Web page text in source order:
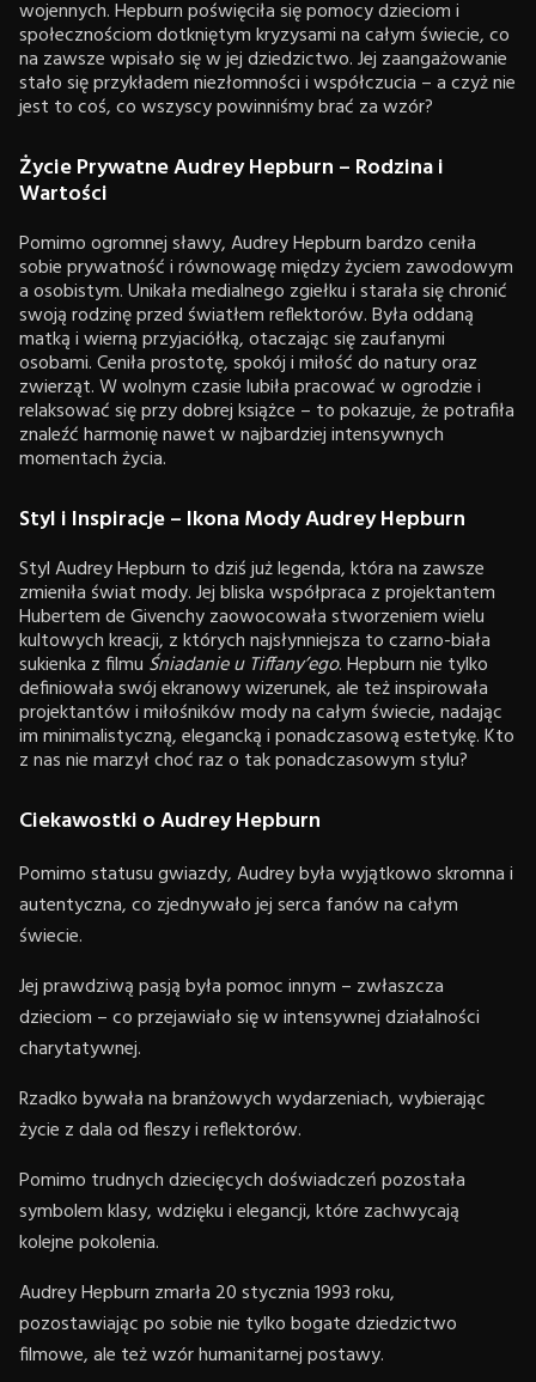
wojennych. Hepburn poświęciła się pomocy dzieciom i
społecznościom dotkniętym kryzysami na całym świecie, co
na zawsze wpisało się w jej dziedzictwo. Jej zaangażowanie
stało się przykładem niezłomności i współczucia – a czyż nie
jest to coś, co wszyscy powinniśmy brać za wzór?
Życie Prywatne Audrey Hepburn – Rodzina i
Wartości
Pomimo ogromnej sławy, Audrey Hepburn bardzo ceniła
sobie prywatność i równowagę między życiem zawodowym
a osobistym. Unikała medialnego zgiełku i starała się chronić
swoją rodzinę przed światłem reflektorów. Była oddaną
matką i wierną przyjaciółką, otaczając się zaufanymi
osobami. Ceniła prostotę, spokój i miłość do natury oraz
zwierząt. W wolnym czasie lubiła pracować w ogrodzie i
relaksować się przy dobrej książce – to pokazuje, że potrafiła
znaleźć harmonię nawet w najbardziej intensywnych
momentach życia.
Styl i Inspiracje – Ikona Mody Audrey Hepburn
Styl Audrey Hepburn to dziś już legenda, która na zawsze
zmieniła świat mody. Jej bliska współpraca z projektantem
Hubertem de Givenchy zaowocowała stworzeniem wielu
kultowych kreacji, z których najsłynniejsza to czarno-biała
sukienka z filmu Śniadanie u Tiffany’ego. Hepburn nie tylko
definiowała swój ekranowy wizerunek, ale też inspirowała
projektantów i miłośników mody na całym świecie, nadając
im minimalistyczną, elegancką i ponadczasową estetykę. Kto
z nas nie marzył choć raz o tak ponadczasowym stylu?
Ciekawostki o Audrey Hepburn
Pomimo statusu gwiazdy, Audrey była wyjątkowo skromna i
autentyczna, co zjednywało jej serca fanów na całym
świecie.
Jej prawdziwą pasją była pomoc innym – zwłaszcza
dzieciom – co przejawiało się w intensywnej działalności
charytatywnej.
Rzadko bywała na branżowych wydarzeniach, wybierając
życie z dala od fleszy i reflektorów.
Pomimo trudnych dziecięcych doświadczeń pozostała
symbolem klasy, wdzięku i elegancji, które zachwycają
kolejne pokolenia.
Audrey Hepburn zmarła 20 stycznia 1993 roku,
pozostawiając po sobie nie tylko bogate dziedzictwo
filmowe, ale też wzór humanitarnej postawy.